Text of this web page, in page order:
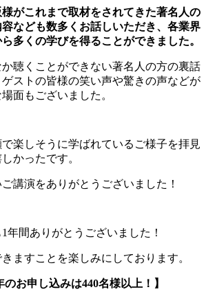
がこれまで取材をされてきた著名人の
なども数多くお話しいただき、各業界
多くの学びを得ることができました。
聴くことができない著名人の方の裏話
ストの皆様の笑い声や驚きの声などが
面もございました。
楽しそうに学ばれているご様子を拝見
かったです。
講演をありがとうございました！
年間ありがとうございました！
ますことを楽しみにしております。
のお申し込みは440名様以上！】